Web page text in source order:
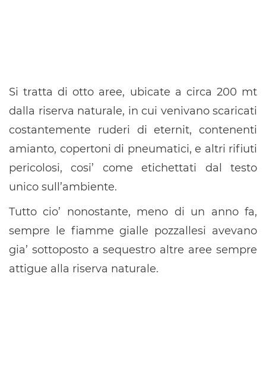
Si tratta di otto aree, ubicate a circa 200 mt
dalla riserva naturale, in cui venivano scaricati
costantemente ruderi di eternit, contenenti
amianto, copertoni di pneumatici, e altri rifiuti
pericolosi, cosi’ come etichettati dal testo
unico sull’ambiente.
Tutto cio’ nonostante, meno di un anno fa,
sempre le fiamme gialle pozzallesi avevano
gia’ sottoposto a sequestro altre aree sempre
attigue alla riserva naturale.